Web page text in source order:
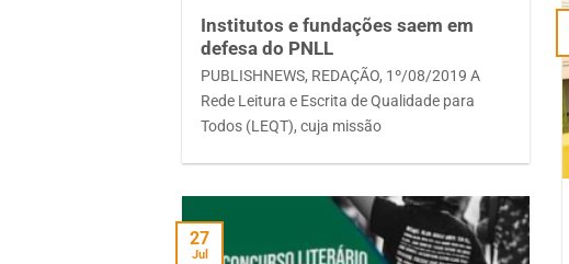
Institutos e fundações saem em
defesa do PNLL
PUBLISHNEWS, REDAÇÃO, 1º/08/2019 A
Rede Leitura e Escrita de Qualidade para
Todos (LEQT), cuja missão
27
Jul